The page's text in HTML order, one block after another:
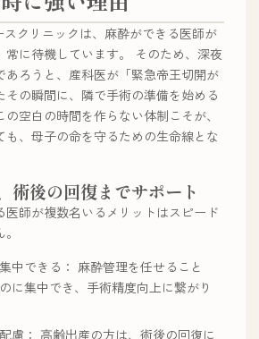
スクリニックは、麻酔ができる医師が
常に待機しています。 そのため、深夜
あろうと、産科医が「緊急帝王切開が
その瞬間に、隣で手術の準備を始める
空白の時間を作らない体制こそが、
も、母子の命を守るための生命線とな
術後の回復までサポート
医師が複数名いるメリットはスピード
中できる： 麻酔管理を任せること
に集中でき、手術精度向上に繋がり
慮： 高齢出産の方は、術後の回復に